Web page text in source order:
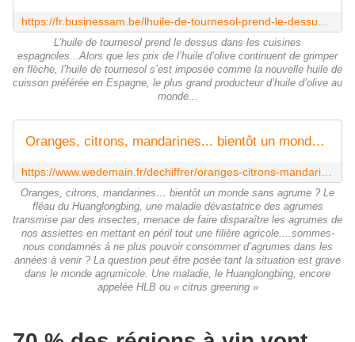
L’huile de tournesol prend le dessus dans les cuisines
espagnoles...Alors que les prix de l’huile d’olive continuent de grimper
en flèche, l’huile de tournesol s’est imposée comme la nouvelle huile de
cuisson préférée en Espagne, le plus grand producteur d’huile d’olive au
monde...
Oranges, citrons, mandarines... bientôt un monde sans agrume ?
Oranges, citrons, mandarines… bientôt un monde sans agrume ? Le
fléau du Huanglongbing, une maladie dévastatrice des agrumes
transmise par des insectes, menace de faire disparaître les agrumes de
nos assiettes en mettant en péril tout une filière agricole....sommes-
nous condamnés à ne plus pouvoir consommer d’agrumes dans les
années à venir ? La question peut être posée tant la situation est grave
dans le monde agrumicole. Une maladie, le Huanglongbing, encore
appelée HLB ou « citrus greening »